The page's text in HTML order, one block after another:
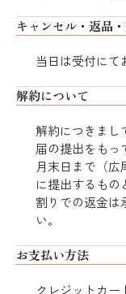
キャンセル・返品
当日は受付にて
解約について
解約につきまし
届の提出をもっ
月末日まで（広
に提出するもの
割りでの返金は
い。
お支払い方法
クレジットカー